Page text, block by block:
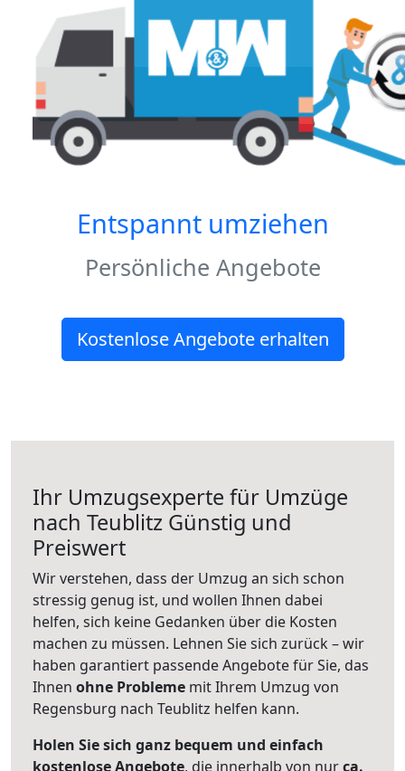
Entspannt umziehen
Persönliche Angebote
Kostenlose Angebote erhalten
Ihr Umzugsexperte für Umzüge
nach Teublitz Günstig und
Preiswert
Wir verstehen, dass der Umzug an sich schon
stressig genug ist, und wollen Ihnen dabei
helfen, sich keine Gedanken über die Kosten
machen zu müssen. Lehnen Sie sich zurück – wir
haben garantiert passende Angebote für Sie, das
Ihnen ohne Probleme mit Ihrem Umzug von
Regensburg nach Teublitz helfen kann.
Holen Sie sich ganz bequem und einfach
kostenlose Angebote, die innerhalb von nurca.